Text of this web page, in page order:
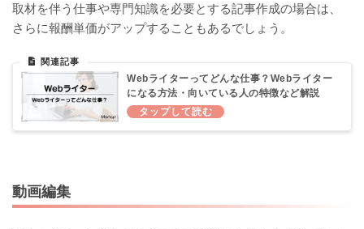
取材を伴う仕事や専門知識を必要とする記事作成の場合は、
さらに報酬単価がアップすることもあるでしょう。
Webライターってどんな仕事？Webライター
になる方法・向いている人の特徴など解説
動画編集